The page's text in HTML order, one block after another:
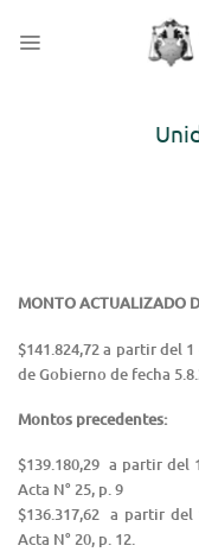
MONTO ACTUALIZADO
$141.824,72 a partir del
de Gobierno de fecha
Montos precedentes:
$139.180,29 a partir del
Acta N° 25, p. 9
$136.317,62 a partir del
Acta N° 20, p. 12.